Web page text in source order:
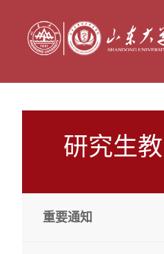
研究生
重要通知